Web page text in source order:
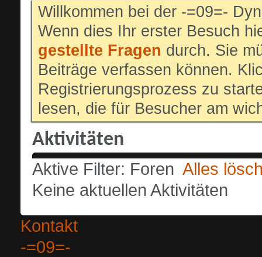
Willkommen bei der -=09=-
Wenn dies Ihr erster Besuch
gestellte Fragen durch. Sie
Beiträge verfassen können.
Registrierungsprozess zu
lesen, die für Besucher am
Aktivitäten
Aktive Filter: Foren Alles
Keine aktuellen Aktivitäten
Kontakt
-=09=-